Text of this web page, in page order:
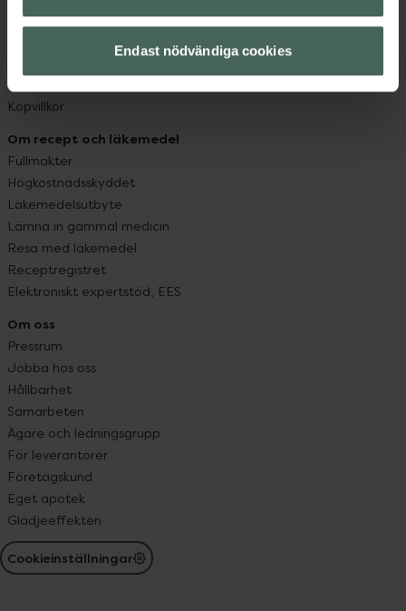
Endast nödvändiga cookies
Leverans, betalning och retur
App
Köpvillkor
Om recept och läkemedel
Fullmakter
Högkostnadsskyddet
Läkemedelsutbyte
Lämna in gammal medicin
Resa med läkemedel
Receptregistret
Elektroniskt expertstöd, EES
Om oss
Pressrum
Jobba hos oss
Hållbarhet
Samarbeten
Ägare och ledningsgrupp
För leverantörer
Företagskund
Eget apotek
Glädjeeffekten
Cookieinställningar